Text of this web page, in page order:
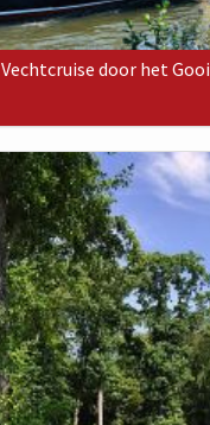
Vechtcruise door het Gooi